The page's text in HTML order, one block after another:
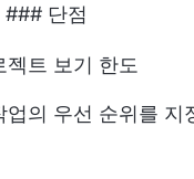
단점
젝트 보기 한도
업의 우선 순위를 지